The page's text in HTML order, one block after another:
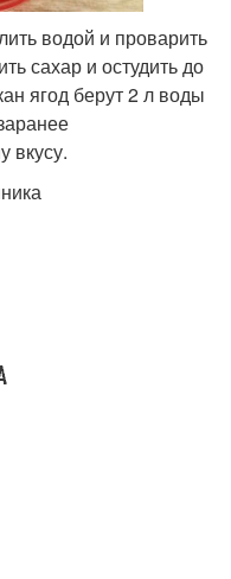
водой и проварить
сахар и остудить до
ягод берут 2 л воды
вкусу.